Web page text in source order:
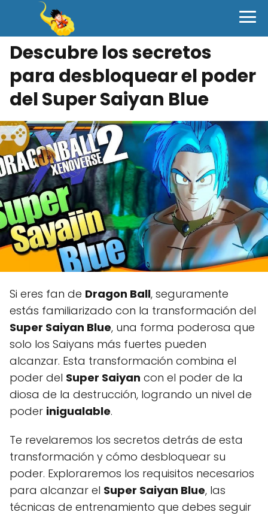
Descubre los secretos
para desbloquear el poder
del Super Saiyan Blue
Si eres fan de Dragon Ball, seguramente
estás familiarizado con la transformación del
Super Saiyan Blue, una forma poderosa que
solo los Saiyans más fuertes pueden
alcanzar. Esta transformación combina el
poder del Super Saiyan con el poder de la
diosa de la destrucción, logrando un nivel de
poder inigualable.
Te revelaremos los secretos detrás de esta
transformación y cómo desbloquear su
poder. Exploraremos los requisitos necesarios
para alcanzar el Super Saiyan Blue, las
técnicas de entrenamiento que debes seguir